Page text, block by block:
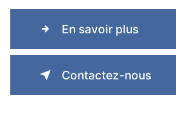
En savoir plus
Contactez-nous